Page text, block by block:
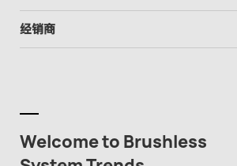
经销商
Welcome to Brushless